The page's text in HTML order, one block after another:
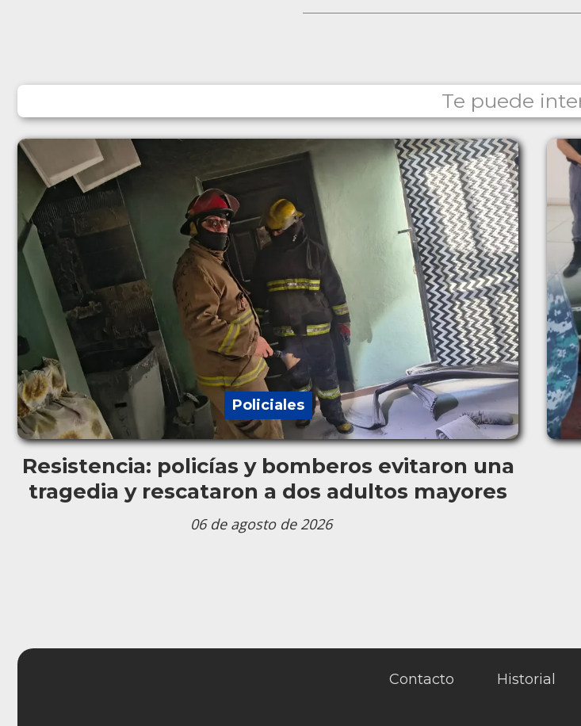
Te puede
Resistencia: policías y bomberos evitaron una
tragedia y rescataron a dos adultos mayores
Policiales
06 de agosto de 2026
Contacto Historial